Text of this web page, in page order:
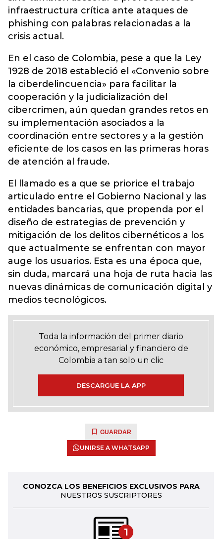
infraestructura crítica ante ataques de
phishing con palabras relacionadas a la
crisis actual.
En el caso de Colombia, pese a que la Ley
1928 de 2018 estableció el «Convenio sobre
la ciberdelincuencia» para facilitar la
cooperación y la judicialización del
cibercrimen, aún quedan grandes retos en
su implementación asociados a la
coordinación entre sectores y a la gestión
eficiente de los casos en las primeras horas
de atención al fraude.
El llamado es a que se priorice el trabajo
articulado entre el Gobierno Nacional y las
entidades bancarias, que propenda por el
diseño de estrategias de prevención y
mitigación de los delitos cibernéticos a los
que actualmente se enfrentan con mayor
auge los usuarios. Esta es una época que,
sin duda, marcará una hoja de ruta hacia las
nuevas dinámicas de comunicación digital y
medios tecnológicos.
Toda la información del primer diario
económico, empresarial y financiero de
Colombia a tan solo un clic
DESCARGUE LA APP
GUARDAR
UNIRSE A WHATSAPP
CONOZCA LOS BENEFICIOS EXCLUSIVOS PARA
NUESTROS SUSCRIPTORES
1